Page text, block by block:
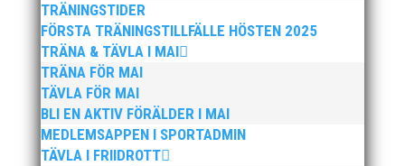
TRÄNINGSTIDER
FÖRSTA TRÄNINGSTILLFÄLLE HÖSTEN 2025
TRÄNA & TÄVLA I MAI
TRÄNA FÖR MAI
TÄVLA FÖR MAI
BLI EN AKTIV FÖRÄLDER I MAI
MEDLEMSAPPEN I SPORTADMIN
TÄVLA I FRIIDROTT